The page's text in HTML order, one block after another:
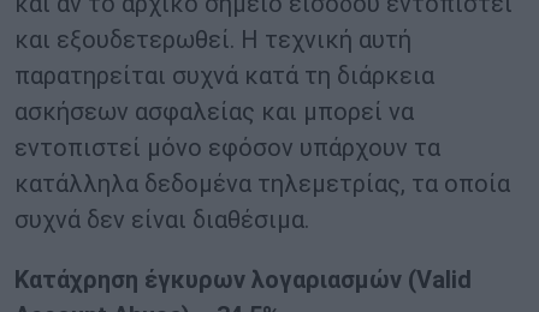
και εξουδετερωθεί. Η τεχνική αυτή
παρατηρείται συχνά κατά τη διάρκεια
ασκήσεων ασφαλείας και μπορεί να
εντοπιστεί μόνο εφόσον υπάρχουν τα
κατάλληλα δεδομένα τηλεμετρίας, τα οποία
συχνά δεν είναι διαθέσιμα.
Κατάχρηση έγκυρων λογαριασμών (Valid